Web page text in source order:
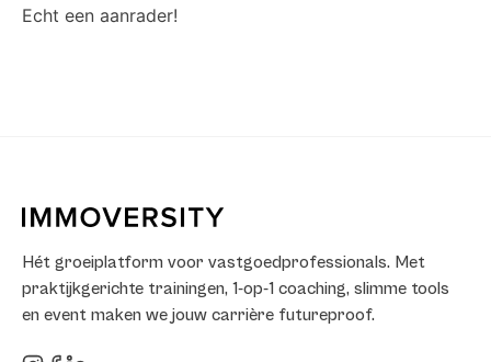
Echt een aanrader!
Hét groeiplatform voor vastgoedprofessionals. Met
praktijkgerichte trainingen, 1-op-1 coaching, slimme tools
en event maken we jouw carrière futureproof.